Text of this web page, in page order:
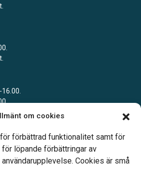
om cookies
förbättrad funktionalitet samt för
löpande förbättringar av
Cookies är små